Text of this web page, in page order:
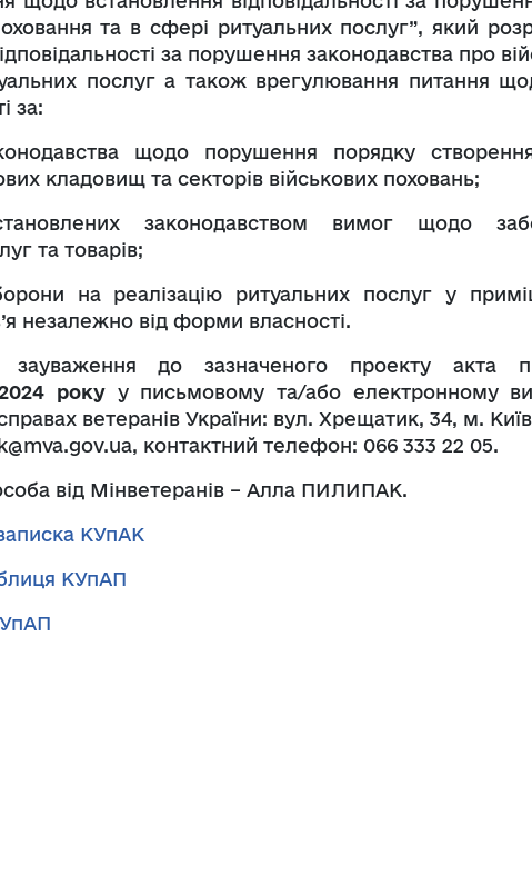
та в сфері ритуальних послуг”, який
за порушення законодавства про
послуг а також врегулювання питання
за:
щодо порушення порядку
кладовищ та секторів військових поховань;
законодавством вимог щодо
та товарів;
на реалізацію ритуальних послуг у
незалежно від форми власності.
зауваження до зазначеного проекту акта
року у письмовому та/або електронному
ветеранів України: вул. Хрещатик, 34, м.
контактний телефон: 066 333 22 05.
від Мінветеранів – Алла ПИЛИПАК.
КУпАК
КУпАП